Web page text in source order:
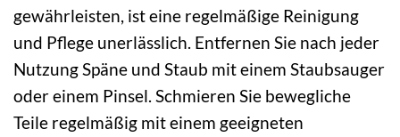
gewährleisten, ist eine regelmäßige Reinigung
und Pflege unerlässlich. Entfernen Sie nach jeder
Nutzung Späne und Staub mit einem Staubsauger
oder einem Pinsel. Schmieren Sie bewegliche
Teile regelmäßig mit einem geeigneten